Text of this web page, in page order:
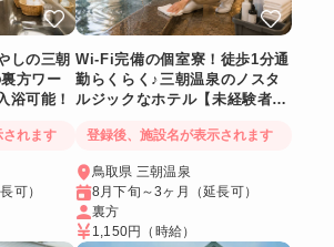
しの三朝
方ワー
浴可能！
されます
可）
Wi-Fi完備の個室寮！徒歩1分通
勤らくらく♪三朝温泉のノスタ
ルジックなホテル【未経験者
登録後、施設名が表示されます
鳥取県 三朝温泉
8月下旬～3ヶ月（延長可）
裏方
1,150円
（時給）